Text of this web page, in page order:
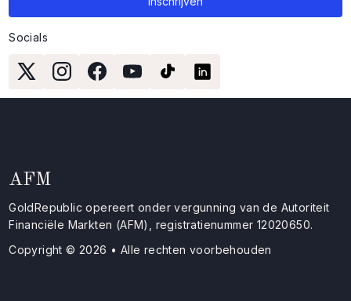
Socials
AFM
GoldRepublic opereert onder vergunning van de Autoriteit
Financiële Markten (AFM), registratienummer 12020650.
Copyright © 2026 • Alle rechten voorbehouden